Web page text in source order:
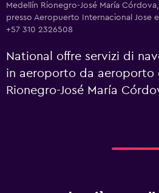
Medellín Rionegro-José María
presso Aeropuerto Internacional Jose
+57 310 2326508
National offre servizi di
in aeroporto da aeroporto
Rionegro-José María